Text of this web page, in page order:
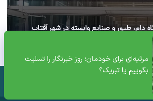
مرثیه‌ای برای خودمان؛ روز خبرنگار را تسلیت
بگوییم یا تبریک؟
دام، طیور و صنایع وابسته در شهر آفتاب